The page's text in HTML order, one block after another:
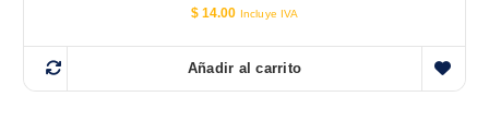
$14.00 Incluye IVA
Añadir al carrito